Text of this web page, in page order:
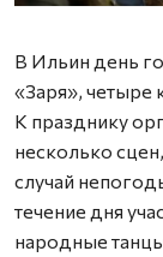
В Ильин день
«Заря», четыре
К празднику
несколько
случай
течение дня
народные